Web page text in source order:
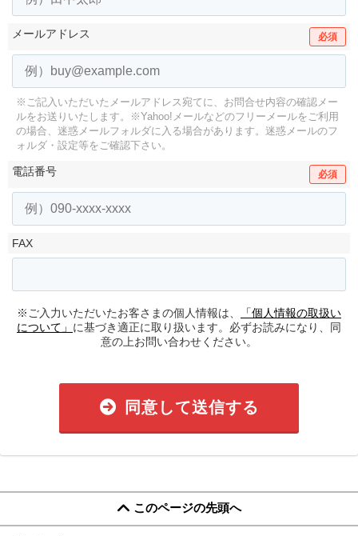
メールアドレス 必須
※ご記入いただいたメールアドレス宛てに、お問合せ内容の確認メー
ルをお送りいたします。
※Yahoo!メールなどのフリーメールをご利用
の場合、迷惑メールフォルダに入る場合があります。 迷惑メールのフ
ォルダ・設定等をご確認下さい。
電話番号 必須
FAX
※ご入力いただいたお客さまの個人情報は、
「個人情報の取扱い
について」 に基づき適正に取り扱います。必ずお読みになり、同
意の上お問い合わせください。
同意して送信する
このページの先頭へ